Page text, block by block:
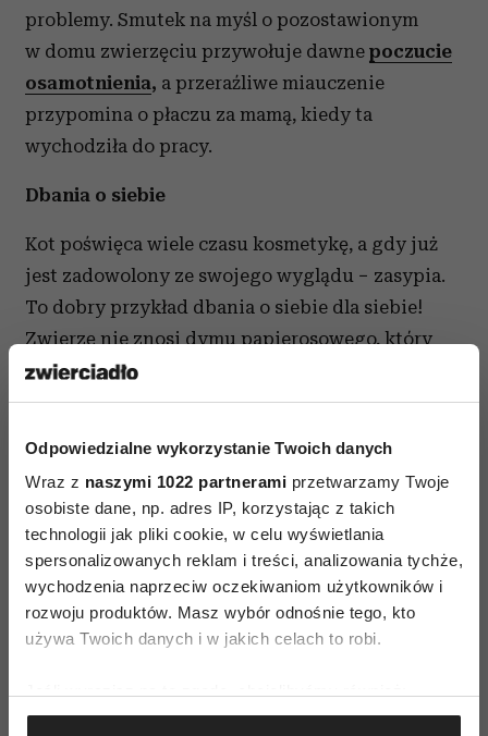
Odpowiedzialne wykorzystanie Twoich danych
Wraz z naszymi 1022 partnerami przetwarzamy Twoje
osobiste dane, np. adres IP, korzystając z takich
technologii jak pliki cookie, w celu wyświetlania
spersonalizowanych reklam i treści, analizowania tychże,
wychodzenia naprzeciw oczekiwaniom użytkowników i
rozwoju produktów. Masz wybór odnośnie tego, kto
używa Twoich danych i w jakich celach to robi.
Gromadzić dane dotyczące Twojej lokalizacji
problemy. Smutek na myśl o pozostawionym
w domu zwierzęciu przywołuje dawne poczucie
osamotnienia, a przeraźliwe miauczenie
przypomina o płaczu za mamą, kiedy ta
wychodziła do pracy.
Dbania o siebie
Kot poświęca wiele czasu kosmetykę, a gdy już
jest zadowolony ze swojego wyglądu − zasypia.
To dobry przykład dbania o siebie dla siebie!
Zwierzę nie znosi dymu papierosowego, który
jest dla niego bardzo szkodliwy, więc odsuwa się
od palaczy. Co jeszcze daje nam bliskość kota?
ROZWÓJ OSOBISTY
AUTOPROMOCJA